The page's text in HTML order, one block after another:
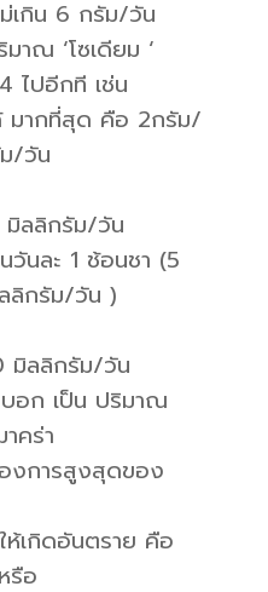
เกิน 6 กรัม/วัน
าณ ‘โซเดียม ‘
ไปอีกที เช่น
มากที่สุด คือ 2กรัม/
/วัน
ลลิกรัม/วัน
วันละ 1 ช้อนชา (5
ลิกรัม/วัน )
ลลิกรัม/วัน
อก เป็น ปริมาณ
คร่า
งการสูงสุดของ
ห้เกิดอันตราย คือ
รือ